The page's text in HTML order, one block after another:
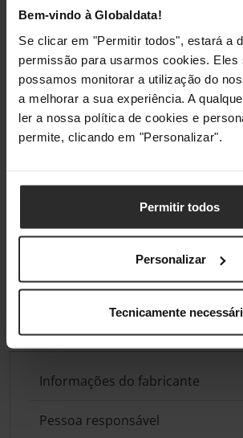
Bem-vindo à Globaldata!
Se clicar em "Permitir todos", estará a
permissão para usarmos cookies. Eles
possamos monitorar a utilização do
a melhorar a sua experiência. A
ler a nossa política de cookies e
permite, clicando em "Personalizar".
Permitir todos
Personalizar
Tecnicamente
Group.
Conformidade
Informações do fabricante
Pessoa responsável